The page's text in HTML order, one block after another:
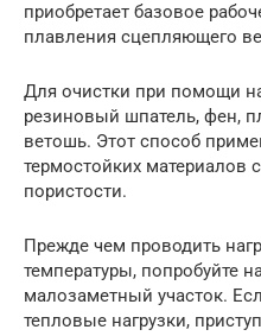
приобретает базовое
плавления сцепляющего
Для очистки при помощи
резиновый шпатель, фен,
ветошь. Этот способ
термостойких материалов
пористости.
Прежде чем проводить
температуры, попробуйте
малозаметный участок.
тепловые нагрузки,